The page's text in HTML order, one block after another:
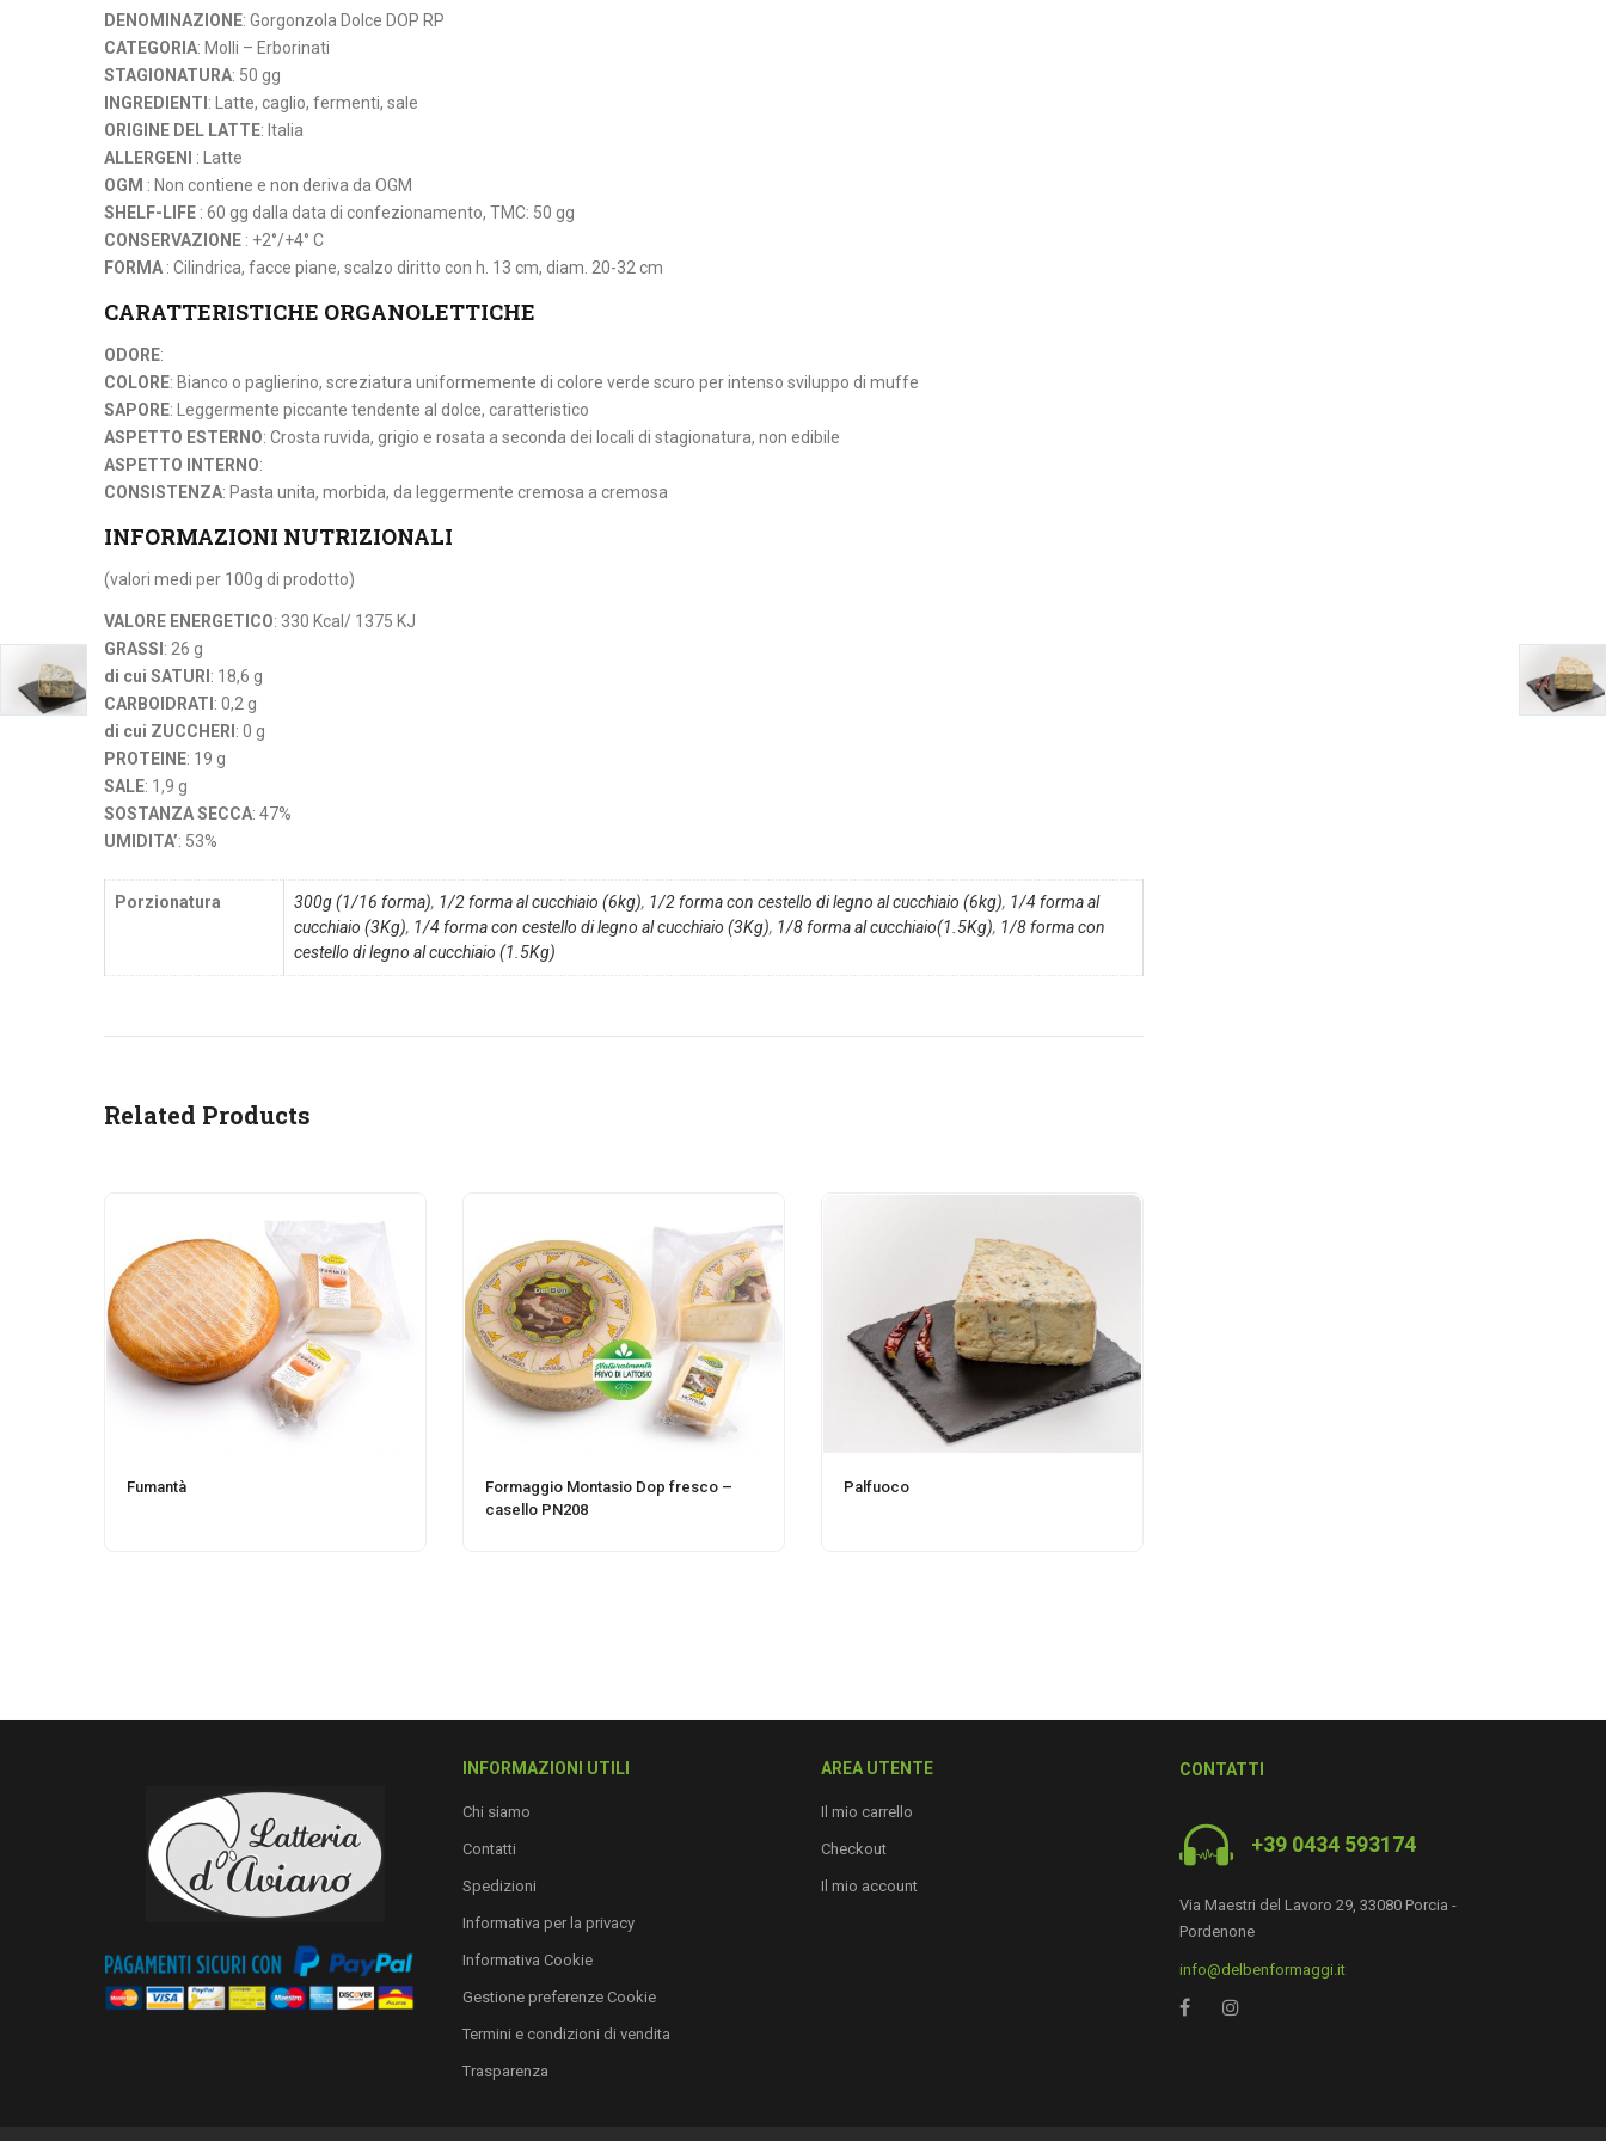
DENOMINAZIONE: Gorgonzola Dolce DOP RP
CATEGORIA: Molli – Erborinati
STAGIONATURA: 50 gg
INGREDIENTI : Latte, caglio, fermenti, sale
ORIGINE DEL LATTE: Italia
ALLERGENI
: Latte
OGM : Non contiene e non deriva da OGM
SHELF-LIFE : 60 gg dalla data di confezionamento, TMC: 50 gg
CONSERVAZIONE : +2°/+4° C
FORMA : Cilindrica, facce piane, scalzo diritto con h. 13 cm, diam. 20-32 cm
CARATTERISTICHE ORGANOLETTICHE
ODORE:
COLORE: Bianco o paglierino, screziatura uniformemente di colore verde scuro per intenso sviluppo di muffe
SAPORE: Leggermente piccante tendente al dolce, caratteristico
ASPETTO ESTERNO: Crosta ruvida, grigio e rosata a seconda dei locali di stagionatura, non edibile
ASPETTO INTERNO:
CONSISTENZA: Pasta unita, morbida, da leggermente cremosa a cremosa
INFORMAZIONI NUTRIZIONALI
(valori medi per 100g di prodotto)
VALORE ENERGETICO: 330 Kcal/ 1375 KJ
GRASSI: 26 g
di cui SATURI: 18,6 g
CARBOIDRATI: 0,2 g
di cui ZUCCHERI: 0 g
PROTEINE: 19 g
SALE: 1,9 g
SOSTANZA SECCA: 47%
UMIDITA’: 53%
Porzionatura 300g (1/16 forma), 1/2 forma al cucchiaio (6kg), 1/2 forma con cestello di legno al cucchiaio (6kg), 1/4 forma al
cucchiaio (3Kg), 1/4 forma con cestello di legno al cucchiaio (3Kg), 1/8 forma al cucchiaio(1.5Kg), 1/8 forma con
cestello di legno al cucchiaio (1.5Kg)
Related Products
Fumantà
Formaggio Montasio Dop fresco –
casello PN208
Palfuoco
INFORMAZIONI UTILI
Chi siamo
Contatti
Spedizioni
Informativa per la privacy
Informativa Cookie
Gestione preferenze Cookie
Termini e condizioni di vendita
Trasparenza
AREA UTENTE
Il mio carrello
Checkout
Il mio account
CONTATTI
+39 0434 593174
Via Maestri del Lavoro 29, 33080 Porcia -
Pordenone
info@delbenformaggi.it